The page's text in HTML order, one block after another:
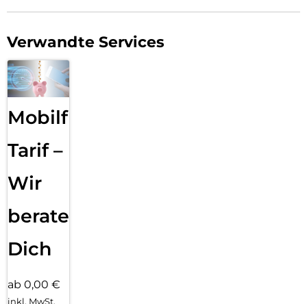
Verwandte Services
Mobilfunk
Tarif –
Wir
beraten
Dich
ab 0,00 €
inkl. MwSt.